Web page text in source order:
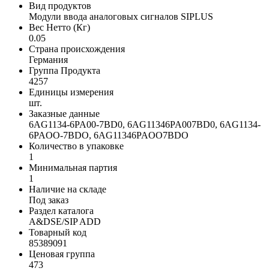
Вид продуктов
Модули ввода аналоговых сигналов SIPLUS
Вес Нетто (Кг)
0.05
Страна происхождения
Германия
Группа Продукта
4257
Единицы измерения
шт.
Заказные данные
6AG1134-6PA00-7BD0, 6AG11346PA007BD0, 6AG1134-
6PAOO-7BDO, 6AG11346PAOO7BDO
Количество в упаковке
1
Минимальная партия
1
Наличие на складе
Под заказ
Раздел каталога
A&DSE/SIP ADD
Товарный код
85389091
Ценовая группа
473